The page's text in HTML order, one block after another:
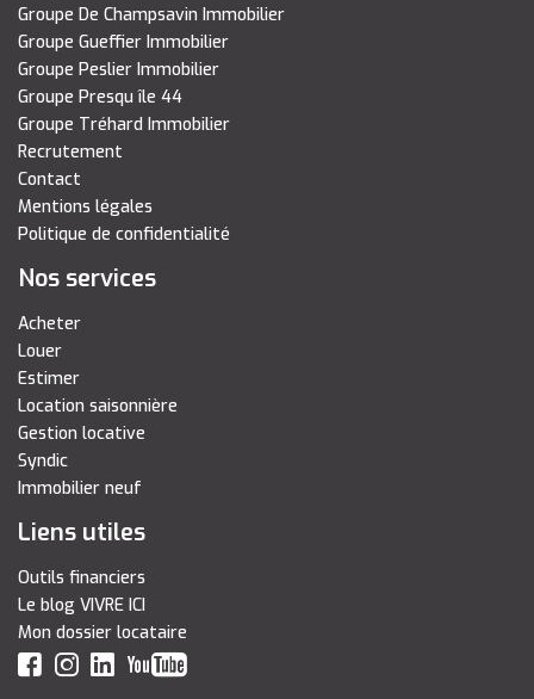
Groupe De Champsavin Immobilier
Groupe Gueffier Immobilier
Groupe Peslier Immobilier
Groupe Presqu île 44
Groupe Tréhard Immobilier
Recrutement
Contact
Mentions légales
Politique de confidentialité
Nos services
Acheter
Louer
Estimer
Location saisonnière
Gestion locative
Syndic
Immobilier neuf
Liens utiles
Outils financiers
Le blog VIVRE ICI
Mon dossier locataire